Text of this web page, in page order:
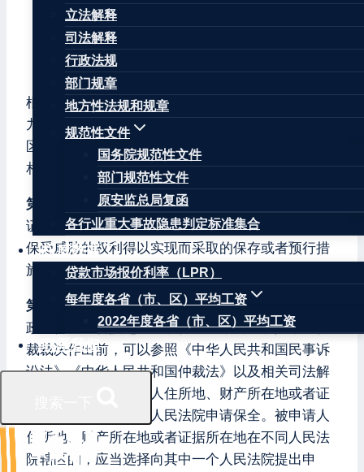
立法解释
司法解释
行政法规
部门规章
地方性法规和规章
规范性文件
国务院规范性文件
部门规范性文件
原安监总局复函
各行业重大事故隐患判定标准集合
权威数据
贷款市场报价利率（LPR）
每年度各省（市、区）平均工资
2022年度各省（市、区）平均工资
联系我们
法释〔2022〕7号
（2022年2月15日最高人民法院审判委员会第1864
次会议通过，自2022年3月25日起实施）
根据《中华人民共和国澳门特别行政区基本法》第
九十三条的规定，经最高人民法院与澳门特别行政
区协商，现就内地与澳门特别行政区关于仲裁程序
相互协助保全作出如下安排。
第一条
本安排所称“保全”，在内地包括财产保全、
证据保全、行为保全；在澳门特别行政区包括为确
保受威胁的权利得以实现而采取的保存或者预行措
施。
第二条按照澳门特别行政区仲裁法规向澳门特别行
政区仲裁机构提起民商事仲裁程序的当事人，在仲
裁裁决作出前，可以参照《中华人民共和国民事诉
讼法》《中华人民共和国仲裁法》以及相关司法解
释的规定，向被申请人住所地、财产所在地或者证
据所在地的内地中级人民法院申请保全。被申请人
住所地、财产所在地或者证据所在地在不同人民法
院辖区的，应当选择向其中一个人民法院提出申